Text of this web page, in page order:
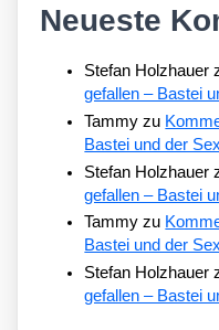
Neueste
Stefan Holzhauer
gefallen – Bastei
Tammy zu
Bastei und der
Stefan Holzhauer
gefallen – Bastei
Tammy zu
Bastei und der
Stefan Holzhauer
gefallen – Bastei